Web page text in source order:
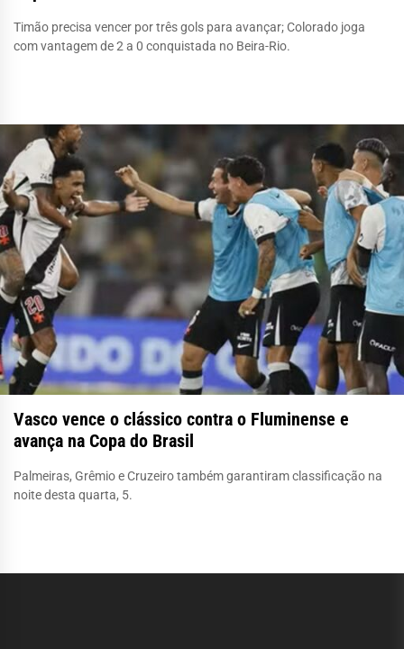
Timão precisa vencer por três gols para avançar; Colorado joga
com vantagem de 2 a 0 conquistada no Beira-Rio.
Vasco vence o clássico contra o Fluminense e
avança na Copa do Brasil
Palmeiras, Grêmio e Cruzeiro também garantiram classificação na
noite desta quarta, 5.